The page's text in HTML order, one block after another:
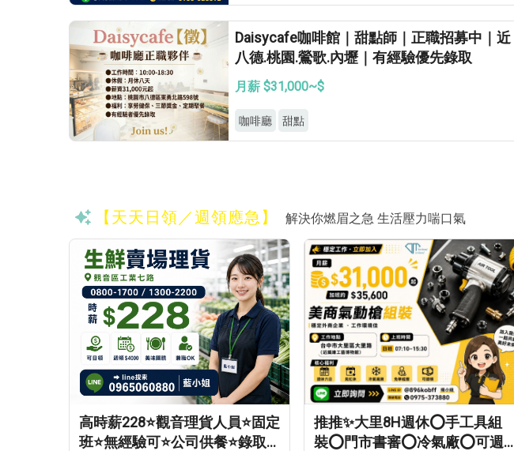
Daisycafe咖啡館｜甜點師｜正職招募中｜近
八德.桃園.鶯歌.內壢｜有經驗優先錄取
月薪 $31,000~$
咖啡廳 甜點
【天天日領／週領應急】 解決你燃眉之急 生活壓力喘口氣
高時薪228⭐觀音理貨人員⭐固定
班⭐無經驗可⭐公司供餐⭐錄取
推推✨大里8H週休⭕手工具組
裝⭕門市書審⭕冷氣廠⭕可週